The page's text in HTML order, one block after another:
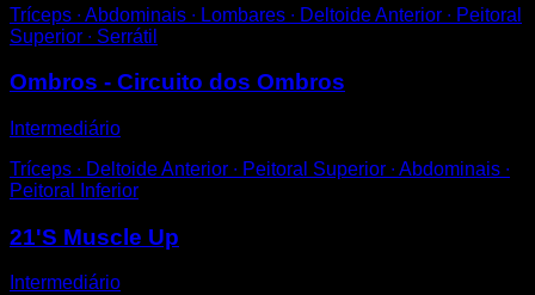
Tríceps ∙ Abdominais ∙ Lombares ∙ Deltoide Anterior ∙ Peitoral
Superior ∙ Serrátil
Ombros - Circuito dos Ombros
Intermediário
Tríceps ∙ Deltoide Anterior ∙ Peitoral Superior ∙ Abdominais ∙
Peitoral Inferior
21'S Muscle Up
Intermediário